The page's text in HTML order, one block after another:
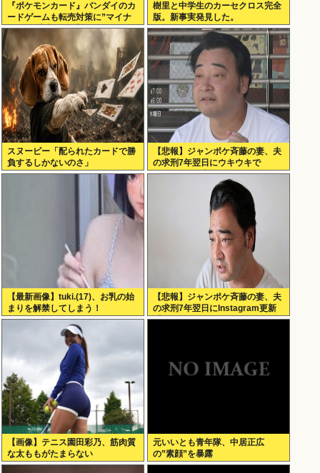
『ポケモンカード』バンダイのカ
ードゲームも転売対策に”マイナ
ンバー”導入開始「効果テキメ
ン」
樹里と中学生のカーセクロス完全
版。新事実発見した。
スヌーピー「配られたカードで勝
負するしかないのさ」
【悲報】ジャンポケ斉藤の妻、夫
の求刑7年翌日にウキウキで
Instagram更新
【最新画像】tuki.(17)、お乳の始
まりを解禁してしまう！
【悲報】ジャンポケ斉藤の妻、夫
の求刑7年翌日にInstagram更新
「楽しすぎた」←これｗ
【画像】テニス園田彩乃、筋肉質
な太ももがたまらない
元いいとも青年隊、中居正広
の”素顔”を暴露